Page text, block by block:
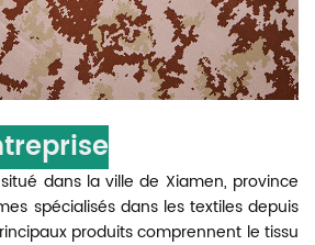
situé dans la ville de Xiamen, province
spécialisés dans les textiles depuis
produits comprennent le tissu